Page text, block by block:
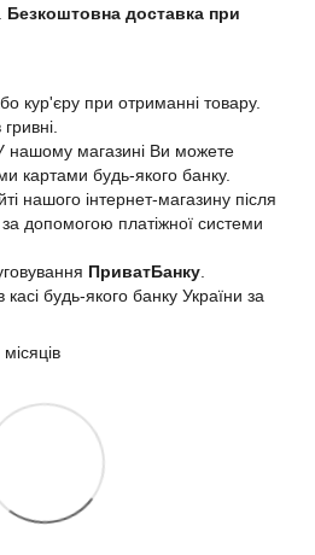
Безкоштовна доставка при
кур'єру при отриманні товару.
нашому магазині Ви можете
картами будь-якого банку.
нашого інтернет-магазину після
допомогою платіжної системи
ПриватБанку
касі будь-якого банку України за